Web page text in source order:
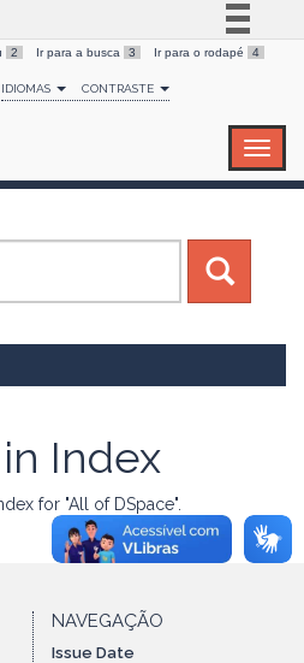
Simplifique!
Comunica BR
Canais
2 Ir para a busca 3 Ir para o rodapé 4
IDIOMAS CONTRASTE
Index
for "All of DSpace".
NAVEGAÇÃO
Issue Date